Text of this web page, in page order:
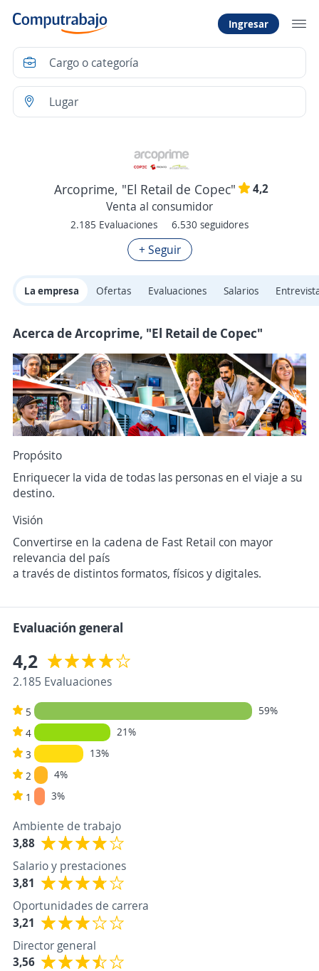
Ingresar
Arcoprime, "El Retail de Copec"
4,2
Venta al consumidor
2.185 Evaluaciones 6.530 seguidores
+ Seguir
La empresa Ofertas Evaluaciones Salarios
Acerca de Arcoprime, "El Retail de Copec"
Propósito
Enriquecer la vida de todas las personas en el viaje a su
destino.
Visión
Convertirse en la cadena de Fast Retail con mayor
relevancia del país
a través de distintos formatos, físicos y digitales.
Evaluación general
4,2
2.185 Evaluaciones
5
59%
4
21%
3
13%
2
4%
1
3%
Ambiente de trabajo
3,88
Salario y prestaciones
3,81
Oportunidades de carrera
3,21
Director general
3,56